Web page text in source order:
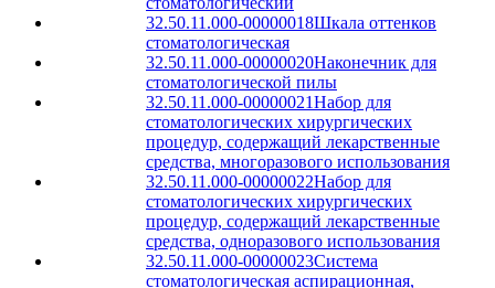
32.50.11.000-00000018Шкала оттенков
стоматологическая
32.50.11.000-00000020Наконечник для
стоматологической пилы
32.50.11.000-00000021Набор для
стоматологических хирургических
процедур, содержащий лекарственные
средства, многоразового использования
32.50.11.000-00000022Набор для
стоматологических хирургических
процедур, содержащий лекарственные
средства, одноразового использования
32.50.11.000-00000023Система
стоматологическая аспирационная,